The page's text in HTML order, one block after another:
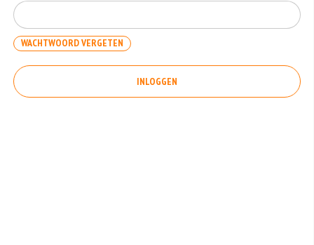
WACHTWOORD VERGETEN
INLOGGEN